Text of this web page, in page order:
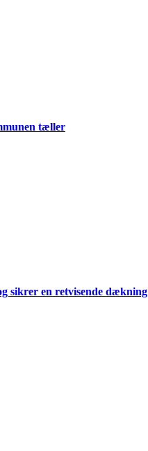
tæller
sikrer en retvisende dækning